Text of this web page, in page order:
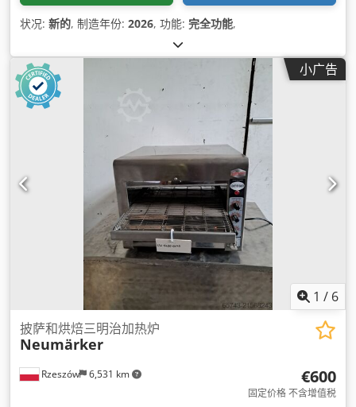
状况: 新的, 制造年份: 2026, 功能: 完全功能,
小广告
1 / 6
Rzeszów 6,531 km
披萨和烘焙三明治加热炉
Neumärker
€600
固定价格 不含增值税